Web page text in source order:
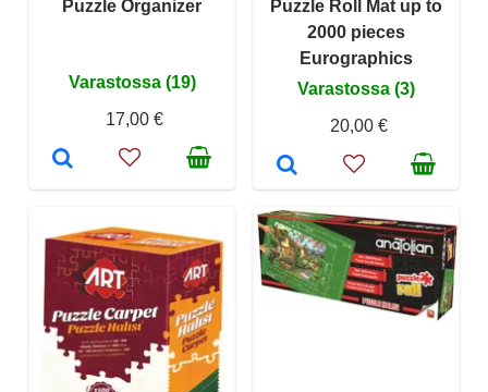
Puzzle Organizer
Varastossa (19)
17,00 €
Puzzle Roll Mat up to
2000 pieces
Eurographics
Varastossa (3)
20,00 €